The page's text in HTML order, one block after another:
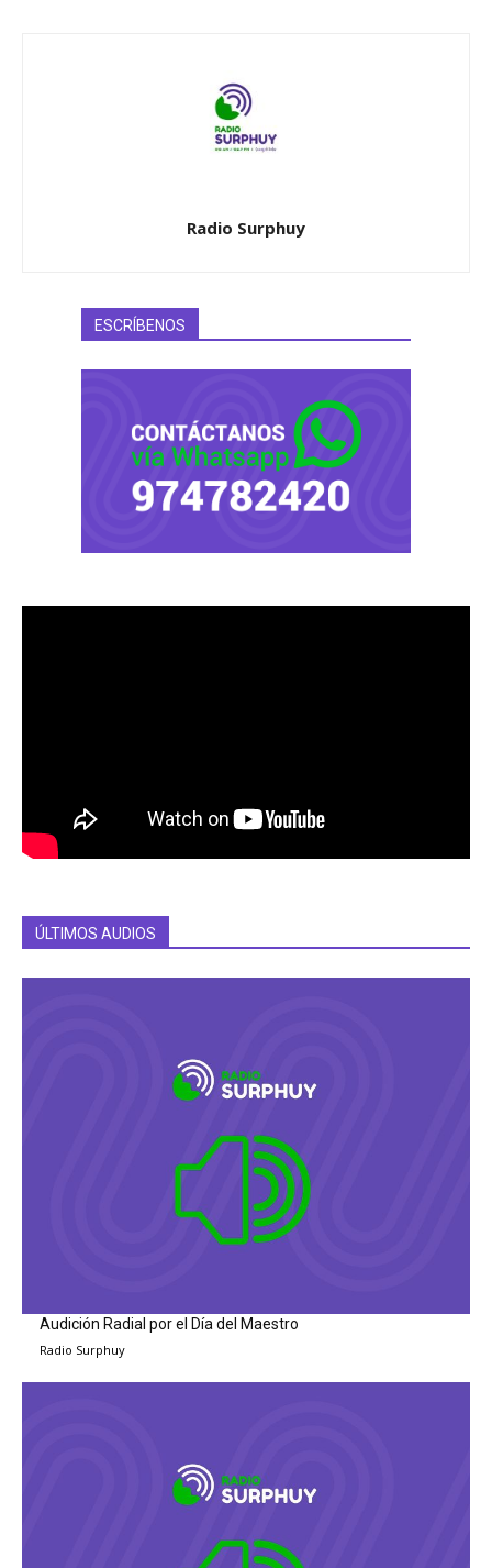
Radio Surphuy
ESCRÍBENOS
ÚLTIMOS AUDIOS
Audición Radial por el Día del Maestro
Radio Surphuy